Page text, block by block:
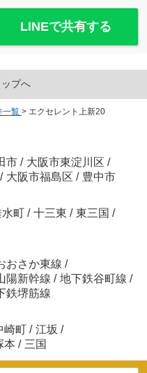
LINEで共有する
プへ
一覧 > エクセレント上新20
市 / 大阪市東淀川区 /
/ 大阪市福島区 / 豊中市
水町 / 十三東 / 東三国 /
おさか東線 /
陽新幹線 / 地下鉄谷町線 /
鉄堺筋線
崎町 / 江坂 /
本 / 三国